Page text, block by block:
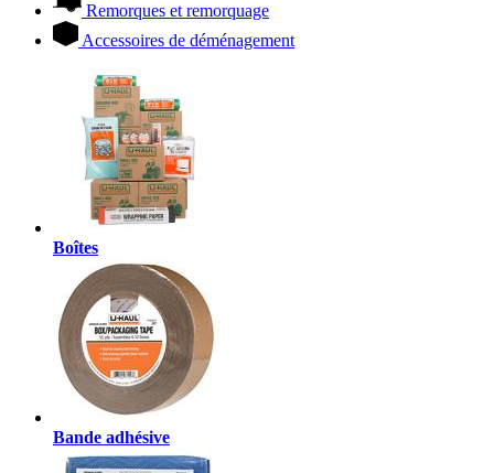
Remorques et remorquage
Accessoires de déménagement
Boîtes
Bande adhésive